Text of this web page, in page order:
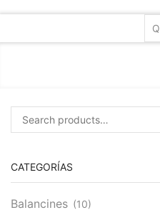
Buscar:
CATEGORÍAS
Balancines (10)